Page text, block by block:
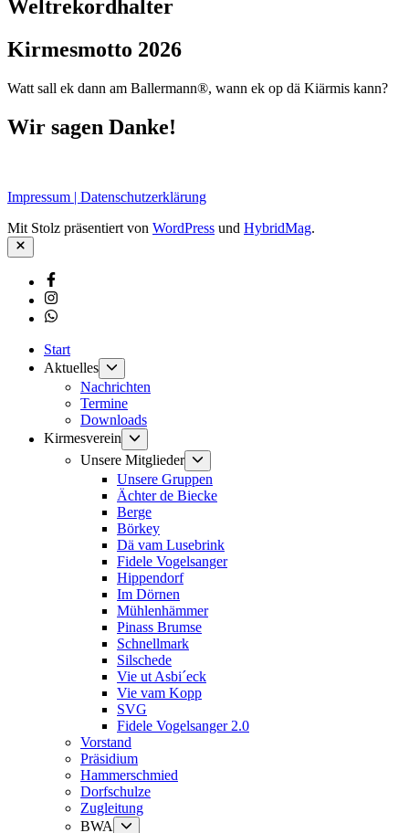
Weltrekordhalter
Kirmesmotto 2026
Watt sall ek dann am Ballermann®, wann ek op dä Kiärmis kann?
Wir sagen Danke!
Impressum | Datenschutzerklärung
Mit Stolz präsentiert von WordPress und HybridMag.
Schließen
Facebook
Instagram
Whatsapp
Start
Aktuelles
anzeigen
Nachrichten
Termine
Downloads
Kirmesverein
Untermenü
anzeigen
Unsere Mitglieder
anzeigen
Unsere Gruppen
Ächter de Biecke
Berge
Börkey
Dä vam Lusebrink
Fidele Vogelsanger
Hippendorf
Im Dörnen
Mühlenhämmer
Pinass Brumse
Schnellmark
Silschede
Vie ut Asbi´eck
Vie vam Kopp
SVG
Fidele Vogelsanger 2.0
Vorstand
Präsidium
Hammerschmied
Dorfschulze
Zugleitung
BWA